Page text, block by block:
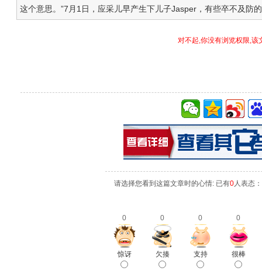
这个意思。”7月1日，应采儿早产生下儿子Jasper，有些卒不及防
对不起,你没有浏览权限,该
请选择您看到这篇文章时的心情: 已有0人表态：
0 0 0 0
惊讶 欠揍 支持 很棒